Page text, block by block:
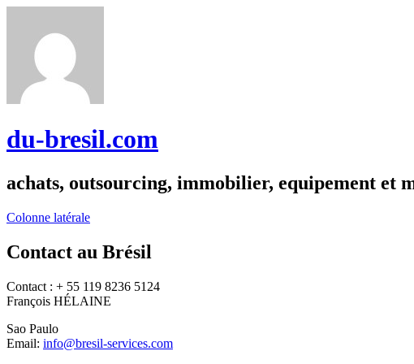
du-bresil.com
achats, outsourcing, immobilier, equipement et
Colonne latérale
Contact au Brésil
Contact : + 55 119 8236 5124
François HÉLAINE
Sao Paulo
Email: info@bresil-services.com